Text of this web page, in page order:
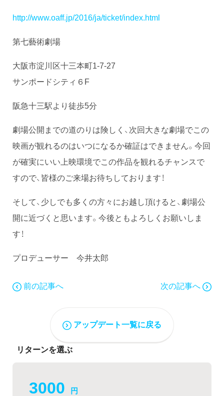
http://www.oaff.jp/2016/ja/ticket/index.html
第七藝術劇場
大阪市淀川区十三本町1-7-27
サンポードシティ６F
阪急十三駅より徒歩5分
劇場公開までの道のりは険しく、次回大きな劇場でこの
映画が観れるのはいつになるか確証はできません。今回
が確実にいい上映環境でこの作品を観れるチャンスで
すので、皆様のご来場お待ちしております！
そして、少しでも多くの方々にお越し頂けると、劇場公
開に近づくと思います。今後ともよろしくお願いしま
す！
プロデューサー 今井太郎
前の記事へ 次の記事へ
アップデート一覧に戻る
リターンを選ぶ
3000 円